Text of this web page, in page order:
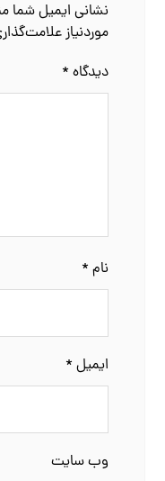
نشانی ایمیل شما
موردنیاز
دیدگاه *
نام *
ایمیل *
وب‌ سایت